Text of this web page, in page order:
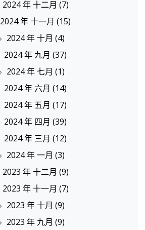
2024 年 十二月 (7)
2024 年 十一月 (15)
2024 年 十月 (4)
2024 年 九月 (37)
2024 年 七月 (1)
2024 年 六月 (14)
2024 年 五月 (17)
2024 年 四月 (39)
2024 年 三月 (12)
2024 年 一月 (3)
2023 年 十二月 (9)
2023 年 十一月 (7)
2023 年 十月 (9)
2023 年 九月 (9)